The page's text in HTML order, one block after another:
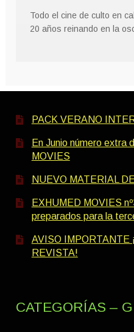
Todo el cine de culto en
20 años reinando en la
PACK VERANO
En Junio número extra
MOVIES
NUEVO MATERIAL
EXHUMED MOVIES
preparados para la
AVISO IMPORTANTE
REVISTA!
CATEGORÍAS –